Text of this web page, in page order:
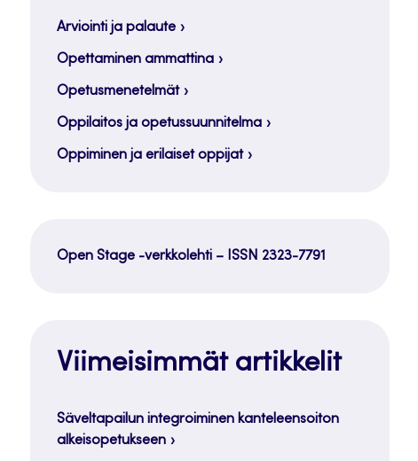
Arviointi ja palaute
Opettaminen ammattina
Opetusmenetelmät
Oppilaitos ja opetussuunnitelma
Oppiminen ja erilaiset oppijat
Open Stage -verkkolehti – ISSN 2323-7791
Viimeisimmät artikkelit
Säveltapailun integroiminen kanteleensoiton
alkeisopetukseen